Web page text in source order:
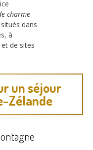
charme
dans
à
de sites
un séjour
Zélande